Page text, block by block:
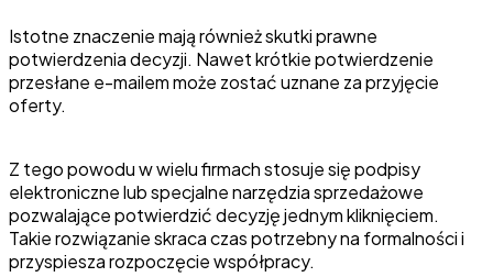
Istotne znaczenie mają również skutki prawne
potwierdzenia decyzji. Nawet krótkie potwierdzenie
przesłane e-mailem może zostać uznane za przyjęcie
oferty.
Z tego powodu w wielu firmach stosuje się podpisy
elektroniczne lub specjalne narzędzia sprzedażowe
pozwalające potwierdzić decyzję jednym kliknięciem.
Takie rozwiązanie skraca czas potrzebny na formalności i
przyspiesza rozpoczęcie współpracy.